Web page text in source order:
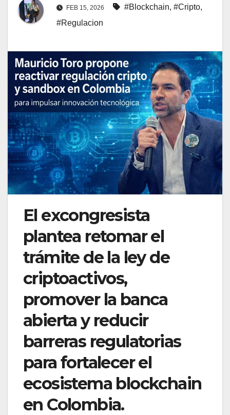
FEB 15, 2026 #Blockchain, #Cripto,
#Regulacion
El excongresista
plantea retomar el
trámite de la ley de
criptoactivos,
promover la banca
abierta y reducir
barreras regulatorias
para fortalecer el
ecosistema blockchain
en Colombia.